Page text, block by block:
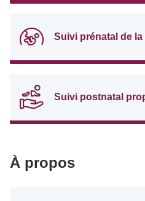
Suivi prénatal de la
Suivi postnatal
À propos